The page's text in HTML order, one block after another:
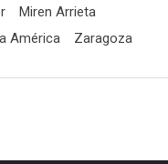
Miren Arrieta
América Zaragoza